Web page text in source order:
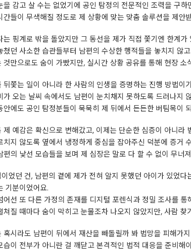
을 감고 살 수는 없었기에 공인 탐정의 전문적인 조력을 구
간들이 무색해질 정도로 제 상황에 맞는 맞춤 솔루션을 제안
는 핑계로 밖을 돌았지만 그 동선을 제가 직접 쫓기엔 한계
쳤던 사소한 습관들부터 남편의 수상한 행적들을 놓치지 않
것만으로도 숨이 가빴지만, 실시간 상황 공유를 통해 현장
뒤쫓는 일이 아니라 한 사람의 인생을 증명하는 진행 방법이
가 오는 날씨 속에서도 남편이 눈치채지 못하도록 드러나
안에도 공인 탐정분들이 묵묵히 제 뒤에서 든든한 버팀목이
제 예감은 확신으로 변해갔고, 이제는 단순한 심증이 아니
치지 않도록 옆에서 냉정하게 중심을 잡아주신 덕분에 증거
편의 낯선 모습들을 보며 제 심장은 말로 다 할 수 없이 무너
었던 건, 남편의 곁에 제가 전혀 알지 못했던 아이가 있었
기분이었어요.
어선 또 다른 가정의 존재를 디지털 포렌식과 정밀 조사를
쳐질 때마다 숨이 막히고 눈물조차 나오지 않았지만, 사람
혹시라도 남편이 뒤에서 재산을 빼돌릴까 봐 법망을 피해가
습이 전부가 아니란 걸 깨닫고 본격적인 법적 대응을 준비